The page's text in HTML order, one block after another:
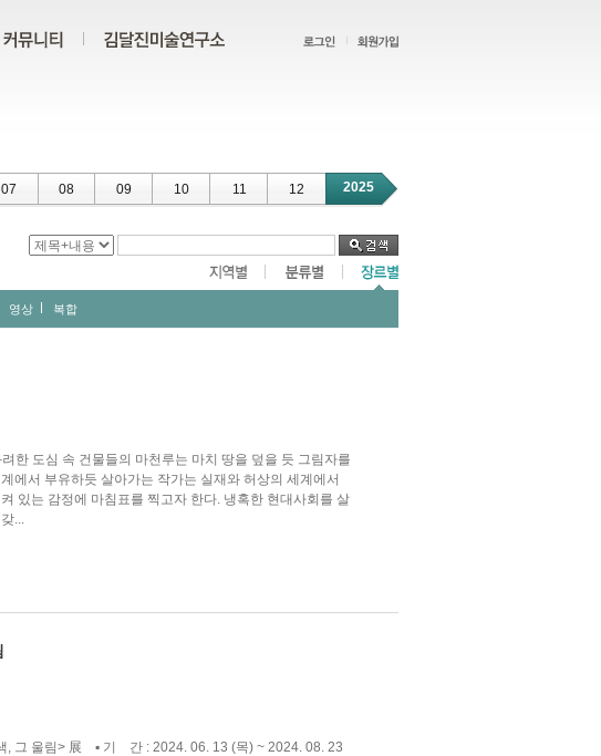
07 08 09 10 11 12 2025
영상 복합
한 도심 속 건물들의 마천루는 마치 땅을 덮을 듯 그림자를
에서 부유하듯 살아가는 작가는 실재와 허상의 세계에서
있는 감정에 마침표를 찍고자 한다. 냉혹한 현대사회를 살
...
, 그 울림> 展 ▪ 기 간 : 2024. 06. 13 (목) ~ 2024. 08. 23